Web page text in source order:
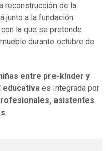
reconstrucción de la
junto a la fundación
la que se pretende
durante octubre de
entre pre-kínder y
educativa es integrada por
asistentes
.